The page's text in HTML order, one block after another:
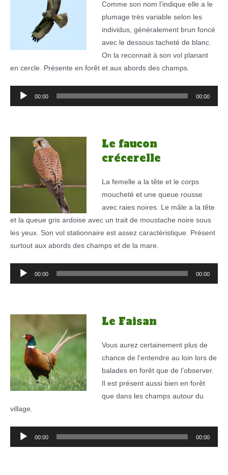
Comme son nom l’indique elle a le
plumage très variable selon les
individus, généralement brun foncé
avec le dessous tacheté de blanc.
On la reconnait à son vol planant
en cercle. Présente en forêt et aux abords des champs.
Lecteur
audio
00:00 00:00
Le faucon
crécerelle
La femelle a la tête et le corps
moucheté et une queue rousse
avec raies noires. Le mâle a la tête
et la queue gris ardoise avec un trait de moustache noire sous
les yeux. Son vol stationnaire est assez caractéristique. Présent
surtout aux abords des champs et de la mare.
Lecteur
audio
00:00 00:00
Le Faisan
Vous aurez certainement plus de
chance de l’entendre au loin lors de
balades en forêt que de l’observer.
Il est présent aussi bien en forêt
que dans les champs autour du
village.
Lecteur
audio
00:00 00:00